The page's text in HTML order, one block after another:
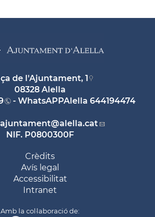
de l'Ajuntament, 1
08328 Alella
- WhatsAPPAlella 644194474
@alella.cat
NIF. P0800300F
Crèdits
Avís legal
Accessibilitat
Intranet
Amb la col·laboració de: